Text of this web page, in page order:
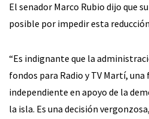
El senador Marco Rubio dijo que
posible por impedir esta
“Es indignante que la
fondos para Radio y TV Martí,
independiente en apoyo de la
la isla. Es una decisión